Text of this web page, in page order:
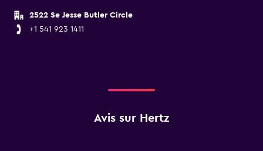
2522 Se Jesse Butler Circle
+1 541 923 1411
Avis sur Hertz